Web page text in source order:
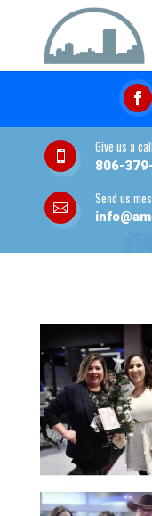

Give us a call
806-

Send us